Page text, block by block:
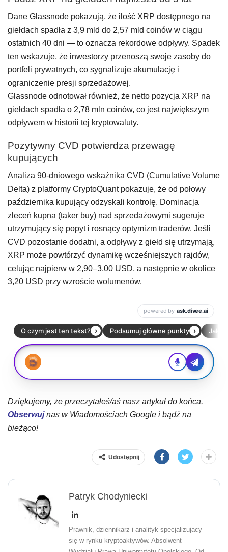
Dane Glassnode pokazują, że ilość XRP dostępnego na
giełdach spadła z 3,9 mld do 2,57 mld coinów w ciągu
ostatnich 40 dni — to oznacza rekordowe odpływy. Spadek
ten wskazuje, że inwestorzy przenoszą swoje zasoby do
portfeli prywatnych, co sygnalizuje akumulację i
ograniczenie presji sprzedażowej.
Glassnode odnotował również, że netto pozycja XRP na
giełdach spadła o 2,78 mln coinów, co jest największym
odpływem w historii tej kryptowaluty.
Pozytywny CVD potwierdza przewagę
kupujących
Analiza 90-dniowego wskaźnika CVD (Cumulative Volume
Delta) z platformy CryptoQuant pokazuje, że od połowy
października kupujący odzyskali kontrolę. Dominacja
zleceń kupna (taker buy) nad sprzedażowymi sugeruje
utrzymujący się popyt i rosnący optymizm traderów. Jeśli
CVD pozostanie dodatni, a odpływy z giełd się utrzymają,
XRP może powtórzyć dynamikę wcześniejszych rajdów,
celując najpierw w 2,90–3,00 USD, a następnie w okolice
3,20 USD przy wzroście wolumenów.
Dziękujemy, że przeczytałeś/aś nasz artykuł do końca.
Obserwujnas w Wiadomościach Google i bądź na
bieżąco!
Udostępnij
Patryk Chodyniecki
Prawnik, dziennikarz i analityk specjalizujący
się w rynku kryptoaktywów. Absolwent